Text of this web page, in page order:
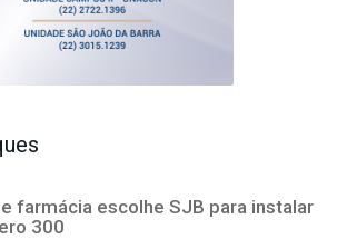
farmácia escolhe SJB para instalar
300